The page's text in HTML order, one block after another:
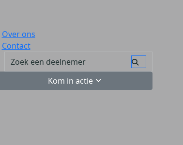
Over ons
Contact
Kom in actie